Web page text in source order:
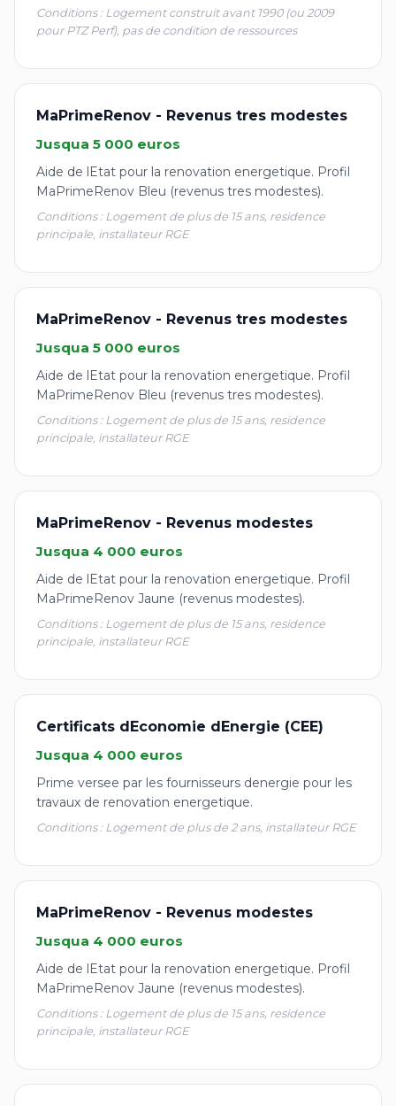
Conditions : Logement construit avant 1990 (ou 2009
pour PTZ Perf), pas de condition de ressources
MaPrimeRenov - Revenus tres modestes
Jusqua 5 000 euros
Aide de lEtat pour la renovation energetique. Profil
MaPrimeRenov Bleu (revenus tres modestes).
Conditions : Logement de plus de 15 ans, residence
principale, installateur RGE
MaPrimeRenov - Revenus tres modestes
Jusqua 5 000 euros
Aide de lEtat pour la renovation energetique. Profil
MaPrimeRenov Bleu (revenus tres modestes).
Conditions : Logement de plus de 15 ans, residence
principale, installateur RGE
MaPrimeRenov - Revenus modestes
Jusqua 4 000 euros
Aide de lEtat pour la renovation energetique. Profil
MaPrimeRenov Jaune (revenus modestes).
Conditions : Logement de plus de 15 ans, residence
principale, installateur RGE
Certificats dEconomie dEnergie (CEE)
Jusqua 4 000 euros
Prime versee par les fournisseurs denergie pour les
travaux de renovation energetique.
Conditions : Logement de plus de 2 ans, installateur RGE
MaPrimeRenov - Revenus modestes
Jusqua 4 000 euros
Aide de lEtat pour la renovation energetique. Profil
MaPrimeRenov Jaune (revenus modestes).
Conditions : Logement de plus de 15 ans, residence
principale, installateur RGE